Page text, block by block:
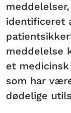
identificeret
meddelelse
et
som har
dødelige